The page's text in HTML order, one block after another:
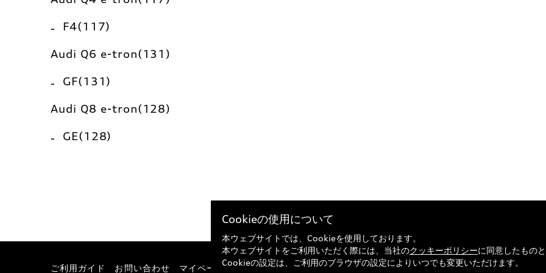
F4(117)
Audi Q6 e-tron(131)
GF(131)
Audi Q8 e-tron(128)
GE(128)
ご利用ガイド お問い合わせ マイページ 特定商取引法に基づく表記 Audi正規ディーラー検索
Cookieの使用について
本ウェブサイトでは、Cookieを使用しております。
本ウェブサイトをご利用いただく際には、当社のクッキーポリシーに同意したものと
Cookieの設定は、ご利用のブラウザの設定によりいつでも変更いただけます。